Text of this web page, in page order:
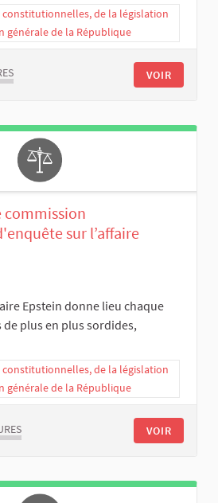
constitutionnelles, de la législation
générale de la République
VOIR
commission
sur l’affaire
Epstein donne lieu chaque
plus en plus sordides,
constitutionnelles, de la législation
générale de la République
VOIR